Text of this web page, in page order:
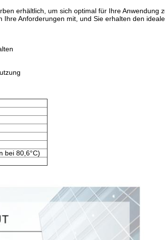
erhältlich, um sich optimal für Ihre Anwendung
Anforderungen mit, und Sie erhalten den
bei 80,6°C)